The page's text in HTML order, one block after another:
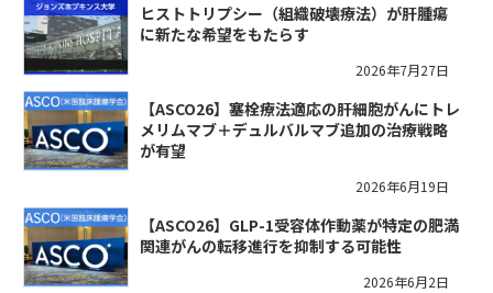
ヒストトリプシー（組織破壊療法）が肝腫瘍
に新たな希望をもたらす
2026年7月27日
【ASCO26】塞栓療法適応の肝細胞がんにトレ
メリムマブ＋デュルバルマブ追加の治療戦略
が有望
2026年6月19日
【ASCO26】GLP-1受容体作動薬が特定の肥満
関連がんの転移進行を抑制する可能性
2026年6月2日